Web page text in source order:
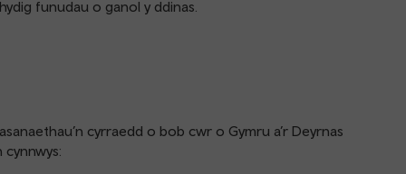
funudau o ganol y ddinas.
cyrraedd o bob cwr o Gymru a’r Deyrnas
cynnwys: